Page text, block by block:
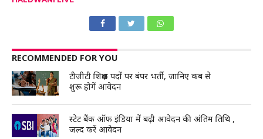
RECOMMENDED FOR YOU
टीजीटी शिक्षक पदों पर बंपर भर्ती, जानिए कब से
शुरू होगें आवेदन
स्टेट बैंक ऑफ इंडिया में बढ़ी आवेदन की अंतिम तिथि ,
जल्द करें आवेदन